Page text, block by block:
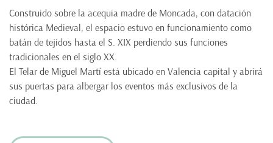
Construido sobre la acequia madre de Moncada, con datación
histórica Medieval, el espacio estuvo en funcionamiento como
batán de tejidos hasta el S. XIX perdiendo sus funciones
tradicionales en el siglo XX.
El Telar de Miguel Martí está ubicado en Valencia capital y abrirá
sus puertas para albergar los eventos más exclusivos de la
ciudad.